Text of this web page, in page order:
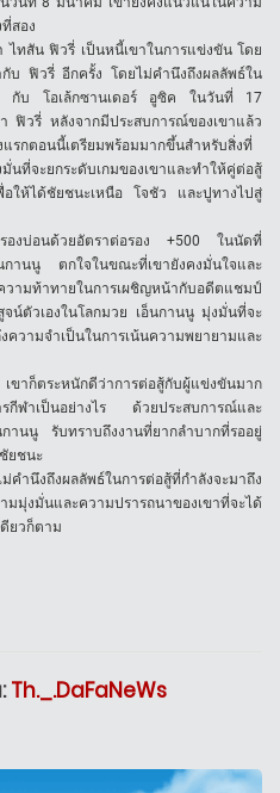
สอง
ไทสัน ฟิวรี่ เป็นหนี้เขาในการแข่งขัน โดย
บ ฟิวรี่ อีกครั้ง โดยไม่คำนึงถึงผลลัพธ์ใน
กับ โอเล้กซานเดอร์ อูซิค ในวันที่ 17
ฟิวรี่ หลังจากมีประสบการณ์ของเขาแล้ว
รกตอนนี้เตรียมพร้อมมากขึ้นสำหรับสิ่งที่
ที่จะยกระดับเกมของเขาและทำให้คู่ต่อสู้
อให้ได้ชัยชนะเหนือ โจชัว และปูทางไปสู่
รองบ่อนด้วยอัตราต่อรอง +500 ในนัดที่
กานนู ตกใจในขณะที่เขายังคงมั่นใจและ
วามท้าทายในการเผชิญหน้ากับอดีตแชมป์
น์ตัวเองในโลกมวย เอ็นกานนู มุ่งมั่นที่จะ
มจำเป็นในการเน้นความพยายามและ
ขาก็ตระหนักดีว่าการต่อสู้กับผู้แข่งขันมาก
รกีฬาเป็นอย่างไร ด้วยประสบการณ์และ
านนู รับทราบถึงงานที่ยากลำบากที่รออยู่
ยชนะ
ำนึงถึงผลลัพธ์ในการต่อสู้ที่กำลังจะมาถึง
มมุ่งมั่นและความปรารถนาของเขาที่จะได้
ยวก็ตาม
Th._.DaFaNeWs